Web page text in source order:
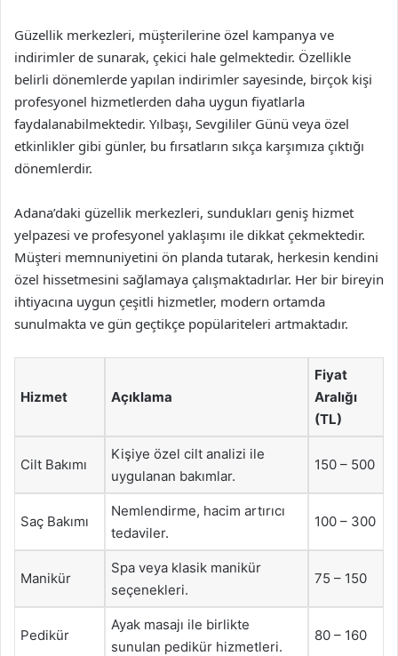
Güzellik merkezleri, müşterilerine özel kampanya ve
indirimler de sunarak, çekici hale gelmektedir. Özellikle
belirli dönemlerde yapılan indirimler sayesinde, birçok kişi
profesyonel hizmetlerden daha uygun fiyatlarla
faydalanabilmektedir. Yılbaşı, Sevgililer Günü veya özel
etkinlikler gibi günler, bu fırsatların sıkça karşımıza çıktığı
dönemlerdir.
Adana’daki güzellik merkezleri, sundukları geniş hizmet
yelpazesi ve profesyonel yaklaşımı ile dikkat çekmektedir.
Müşteri memnuniyetini ön planda tutarak, herkesin kendini
özel hissetmesini sağlamaya çalışmaktadırlar. Her bir bireyin
ihtiyacına uygun çeşitli hizmetler, modern ortamda
sunulmakta ve gün geçtikçe popülariteleri artmaktadır.
Hizmet Açıklama
Fiyat
Aralığı
(TL)
Cilt Bakımı
Kişiye özel cilt analizi ile
uygulanan bakımlar.
150 – 500
Saç Bakımı
Nemlendirme, hacim artırıcı
tedaviler.
100 – 300
Manikür
Spa veya klasik manikür
seçenekleri.
75 – 150
Pedikür
Ayak masajı ile birlikte
sunulan pedikür hizmetleri.
80 – 160